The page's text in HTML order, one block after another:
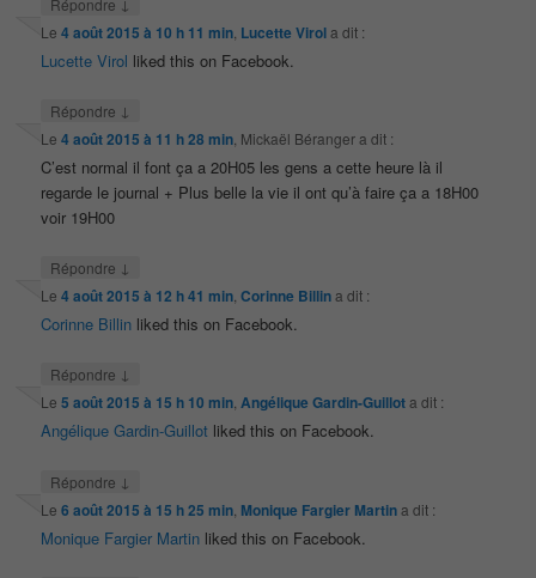
Répondre
Le4 août 2015 à 10 h 11 min Lucette Virola dit :
Lucette Virol liked this on Facebook.
Répondre ↓
Le4 août 2015 à 11 h 28 min Mickaël Bérangera dit :
C’est normal il font ça a 20H05 les gens a cette heure là il
regarde le journal + Plus belle la vie il ont qu’à faire ça a 18H00
voir 19H00
Répondre ↓
Le4 août 2015 à 12 h 41 min ,Corinne Billina dit :
Corinne Billin liked this on Facebook.
Répondre ↓
Le5 août 2015 à 15 h 10 min,Angélique Gardin-Guillota dit :
Angélique Gardin-Guillot liked this on Facebook.
Répondre ↓
Le6 août 2015 à 15 h 25 min Monique Fargier Martina dit :
Monique Fargier Martin liked this on Facebook.